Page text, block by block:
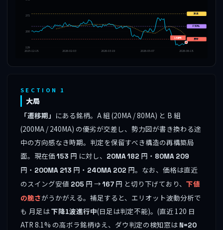
271
200
129
2025-12-18
2026-02-03 2026-03-19 2026-05-07 2026-06-18
押安
戻高
F50%
153円
SECTION 1
大局
「遷移期」 にある銘柄。A 組 (20MA / 80MA) と B 組
(200MA / 240MA) の優劣が交差し、勢力図が書き換わる途
中の方向感なき時期。判定を保留すべき構造の再構築局
面。現在価153 円 に対し、 20MA182 円・ 80MA 209
円・ 200MA 213 円・ 240MA 202 円。なお、価格は直近
のスイング安値 205 円 →167 円 と切り下げており、 下値
の脆さがうかがえる。補足すると、エリオット波動分析で
も 月足は下降1波進行中(日足は判定不能)。(直近 120 日
ATR 8.1% の高ボラ銘柄ゆえ、ダウ判定の検知窓は N=20